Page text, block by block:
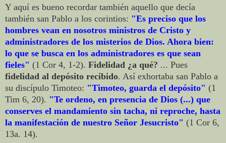
Y aquí es bueno recordar también aquello que decía
también san Pablo a los corintios: "Es preciso que los
hombres vean en nosotros ministros de Cristo y
administradores de los misterios de Dios. Ahora bien:
lo que se busca en los administradores es que sean
fieles" (1 Cor 4, 1-2). Fidelidad ¿a qué? ... Pues
fidelidad al depósito recibido. Así exhortaba san Pablo a
su discípulo Timoteo: "Timoteo, guarda el depósito" (1
Tim 6, 20). "Te ordeno, en presencia de Dios (...) que
conserves el mandamiento sin tacha, ni reproche, hasta
la manifestación de nuestro Señor Jesucristo" (1 Cor 6,
13a. 14).